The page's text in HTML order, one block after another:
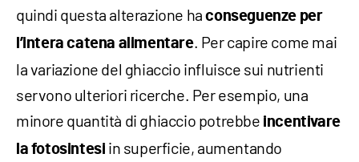
quindi questa alterazione haconseguenze per
l’intera catena alimentare. Per capire come mai
la variazione del ghiaccio influisce sui nutrienti
servono ulteriori ricerche. Per esempio, una
minore quantità di ghiaccio potrebbe incentivare
la fotosintesi in superficie, aumentando